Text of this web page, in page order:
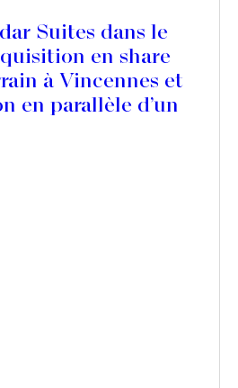
Suites dans le
en share
à Vincennes et
en parallèle d’un